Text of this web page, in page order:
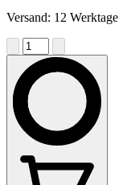
Versand: 12 Werktage